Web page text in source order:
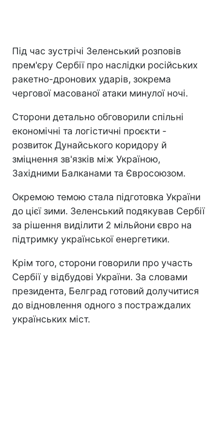
Під час зустрічі Зеленський розповів
прем'єру Сербії про наслідки російських
ракетно-дронових ударів, зокрема
чергової масованої атаки минулої ночі.
Сторони детально обговорили спільні
економічні та логістичні проєкти -
розвиток Дунайського коридору й
зміцнення зв'язків між Україною,
Західними Балканами та Євросоюзом.
Окремою темою стала підготовка України
до цієї зими. Зеленський подякував Сербії
за рішення виділити 2 мільйони євро на
підтримку української енергетики.
Крім того, сторони говорили про участь
Сербії у відбудові України. За словами
президента, Белград готовий долучитися
до відновлення одного з постраждалих
українських міст.